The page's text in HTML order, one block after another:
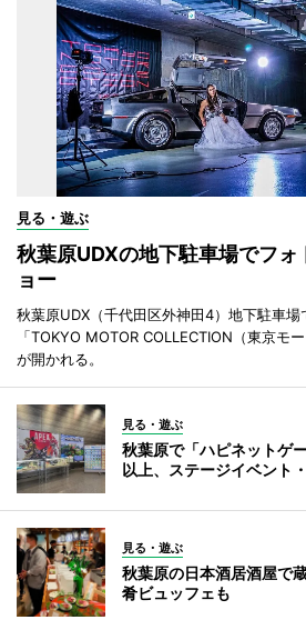
見る・遊ぶ
秋葉原UDXの地下駐車場でフ
ョー
秋葉原UDX（千代田区外神田4）地下駐車
「TOKYO MOTOR COLLECTION（東京モ
が開かれる。
見る・遊ぶ
秋葉原で「ハピネット
以上、ステージイベント
見る・遊ぶ
秋葉原の日本酒居酒屋で
肴ビュッフェも